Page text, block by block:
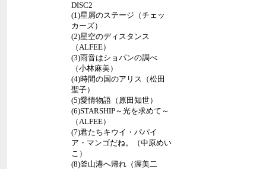
DISC2
(1)星屑のステージ（チェッ
カーズ）
(2)星空のディスタンス
（ALFEE）
(3)雨音はショパンの調べ
（小林麻美）
(4)時間の国のアリス（松田
聖子）
(5)愛情物語（原田知世）
(6)STARSHIP～光を求めて～
（ALFEE）
(7)君たちキウイ・パパイ
ア・マンゴだね。（中原めい
こ）
(8)釜山港へ帰れ（渥美二